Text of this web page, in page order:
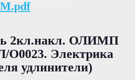
2кл.накл. ОЛИМП
Электрика
удлинители)